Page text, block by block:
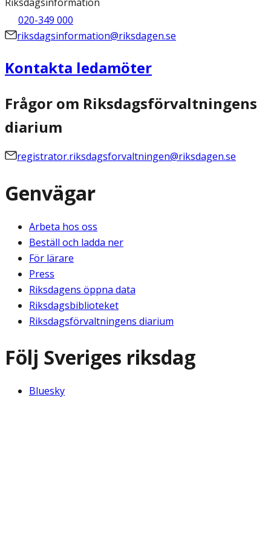
Riksdagsinformation
020-349 000
riksdagsinformation@riksdagen.se
Kontakta ledamöter
Frågor om Riksdagsförvaltningens
diarium
registrator.riksdagsforvaltningen@riksdagen.se
Genvägar
Arbeta hos oss
Beställ och ladda ner
För lärare
Press
Riksdagens öppna data
Riksdagsbiblioteket
Riksdagsförvaltningens diarium
Följ Sveriges riksdag
Bluesky